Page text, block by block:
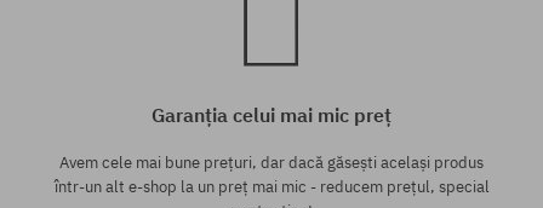
Garanția celui mai mic preț
Avem cele mai bune prețuri, dar dacă găsești același produs
într-un alt e-shop la un preț mai mic - reducem prețul, special